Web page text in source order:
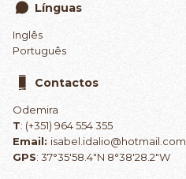
Línguas
Inglês
Português
Contactos
Odemira
T: (+351) 964 554 355
Email: isabel.idalio@hotmail.com
GPS: 37°35'58.4"N 8°38'28.2"W